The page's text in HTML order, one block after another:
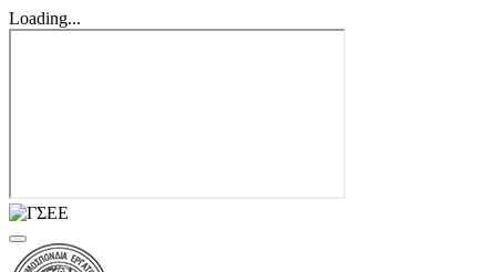
Loading...